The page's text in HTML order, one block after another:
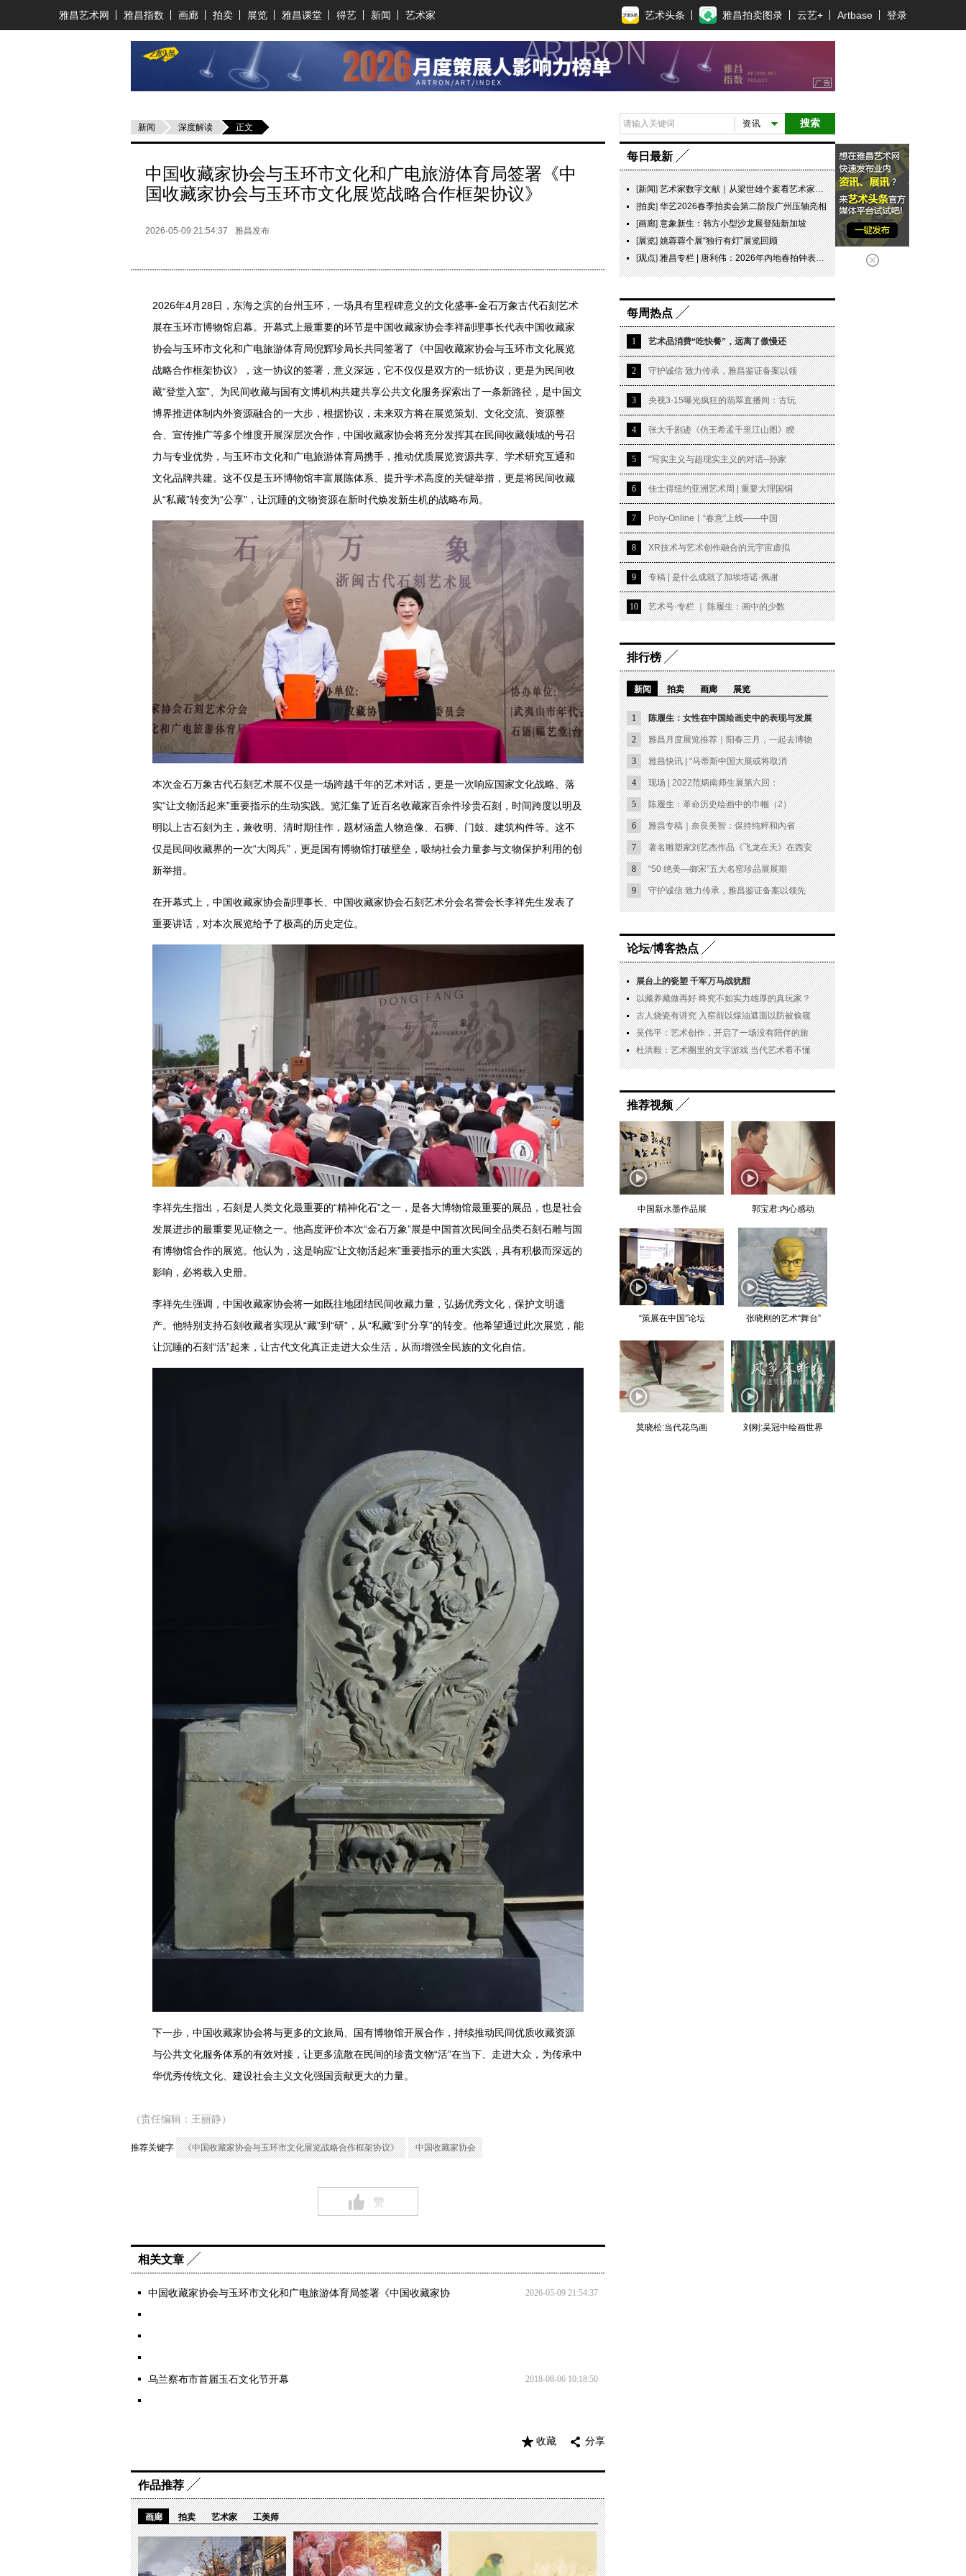
雅昌艺术网 雅昌指数 画廊 拍卖 展览 雅昌课堂 得艺 新闻 艺术家 艺术头条 雅昌拍卖图录 云艺+ Artbase 登录
新闻 深度解读 正文
中国收藏家协会与玉环市文化和广电旅游体育局签署《中
国收藏家协会与玉环市文化展览战略合作框架协议》
2026-05-09 21:54:37 雅昌发布
2026年4月28日，东海之滨的台州玉环，一场具有里程碑意义的文化盛事-金石万象古代石刻艺术
展在玉环市博物馆启幕。开幕式上最重要的环节是中国收藏家协会李祥副理事长代表中国收藏家
协会与玉环市文化和广电旅游体育局倪辉珍局长共同签署了《中国收藏家协会与玉环市文化展览
战略合作框架协议》，这一协议的签署，意义深远，它不仅仅是双方的一纸协议，更是为民间收
藏“登堂入室”、为民间收藏与国有文博机构共建共享公共文化服务探索出了一条新路径，是中国文
博界推进体制内外资源融合的一大步，根据协议，未来双方将在展览策划、文化交流、资源整
合、宣传推广等多个维度开展深层次合作，中国收藏家协会将充分发挥其在民间收藏领域的号召
力与专业优势，与玉环市文化和广电旅游体育局携手，推动优质展览资源共享、学术研究互通和
文化品牌共建。这不仅是玉环博物馆丰富展陈体系、提升学术高度的关键举措，更是将民间收藏
从“私藏”转变为“公享”，让沉睡的文物资源在新时代焕发新生机的战略布局。
本次金石万象古代石刻艺术展不仅是一场跨越千年的艺术对话，更是一次响应国家文化战略、落
实“让文物活起来”重要指示的生动实践。览汇集了近百名收藏家百余件珍贵石刻，时间跨度以明及
明以上古石刻为主，兼收明、清时期佳作，题材涵盖人物造像、石狮、门鼓、建筑构件等。这不
仅是民间收藏界的一次“大阅兵”，更是国有博物馆打破壁垒，吸纳社会力量参与文物保护利用的创
新举措。
在开幕式上，中国收藏家协会副理事长、中国收藏家协会石刻艺术分会名誉会长李祥先生发表了
重要讲话，对本次展览给予了极高的历史定位。
李祥先生指出，石刻是人类文化最重要的“精神化石”之一，是各大博物馆最重要的展品，也是社会
发展进步的最重要见证物之一。他高度评价本次“金石万象”展是中国首次民间全品类石刻石雕与国
有博物馆合作的展览。他认为，这是响应“让文物活起来”重要指示的重大实践，具有积极而深远的
影响，必将载入史册。
李祥先生强调，中国收藏家协会将一如既往地团结民间收藏力量，弘扬优秀文化，保护文明遗
产。他特别支持石刻收藏者实现从“藏”到“研”，从“私藏”到“分享”的转变。他希望通过此次展览，能
让沉睡的石刻“活”起来，让古代文化真正走进大众生活，从而增强全民族的文化自信。
下一步，中国收藏家协会将与更多的文旅局、国有博物馆开展合作，持续推动民间优质收藏资源
与公共文化服务体系的有效对接，让更多流散在民间的珍贵文物“活”在当下、走进大众，为传承中
华优秀传统文化、建设社会主义文化强国贡献更大的力量。
（责任编辑：王丽静）
推荐关键字 《中国收藏家协会与玉环市文化展览战略合作框架协议》 中国收藏家协会
赞
相关文章
2026-05-09 21:54:37
中国收藏家协会与玉环市文化和广电旅游体育局签署《中国收藏家协
2018-08-06 10:18:50
乌兰察布市首届玉石文化节开幕
分享
收藏
作品推荐
画廊 拍卖 艺术家 工美师
搜索
资讯
每日最新
[新闻]艺术家数字文献｜从梁世雄个案看艺术家艺术数字文献的重要性和紧迫性
[拍卖]华艺2026春季拍卖会第二阶段广州压轴亮相
[画廊]意象新生：韩方小型沙龙展登陆新加坡
[展览]姚蓉蓉个展“独行有灯”展览回顾
[观点]雅昌专栏 | 唐利伟：2026年内地春拍钟表市场观察 赛道重构、圈层分化与收藏逻辑迭代
每周热点
1 艺术品消费“吃快餐”，远离了傲慢还
2 守护诚信 致力传承，雅昌鉴证备案以领
3 央视3·15曝光疯狂的翡翠直播间：古玩
4 张大千剧迹《仿王希孟千里江山图》睽
5 “写实主义与超现实主义的对话--孙家
6 佳士得纽约亚洲艺术周 | 重要大理国铜
7 Poly-Online丨“春意”上线——中国
8 XR技术与艺术创作融合的元宇宙虚拟
9 专稿 | 是什么成就了加埃塔诺·佩谢
10 艺术号·专栏 ｜ 陈履生：画中的少数
排行榜
新闻 拍卖 画廊 展览
1 陈履生：女性在中国绘画史中的表现与发展
2 雅昌月度展览推荐｜阳春三月，一起去博物
3 雅昌快讯 | “马蒂斯中国大展或将取消
4 现场 | 2022范炳南师生展第六回：
5 陈履生：革命历史绘画中的巾帼（2）
6 雅昌专稿｜奈良美智：保持纯粹和内省
7 著名雕塑家刘艺杰作品《飞龙在天》在西安
8 “50 绝美—御宋”五大名窑珍品展展期
9 守护诚信 致力传承，雅昌鉴证备案以领先
论坛/博客热点
展台上的瓷塑 千军万马战犹酣
以藏养藏做再好 终究不如实力雄厚的真玩家？
古人烧瓷有讲究 入窑前以煤油遮面以防被偷窥
吴伟平：艺术创作，开启了一场没有陪伴的旅
杜洪毅：艺术圈里的文字游戏 当代艺术看不懂
推荐视频
中国新水墨作品展 郭宝君:内心感动
“策展在中国”论坛 张晓刚的艺术“舞台”
莫晓松:当代花鸟画 刘刚:吴冠中绘画世界